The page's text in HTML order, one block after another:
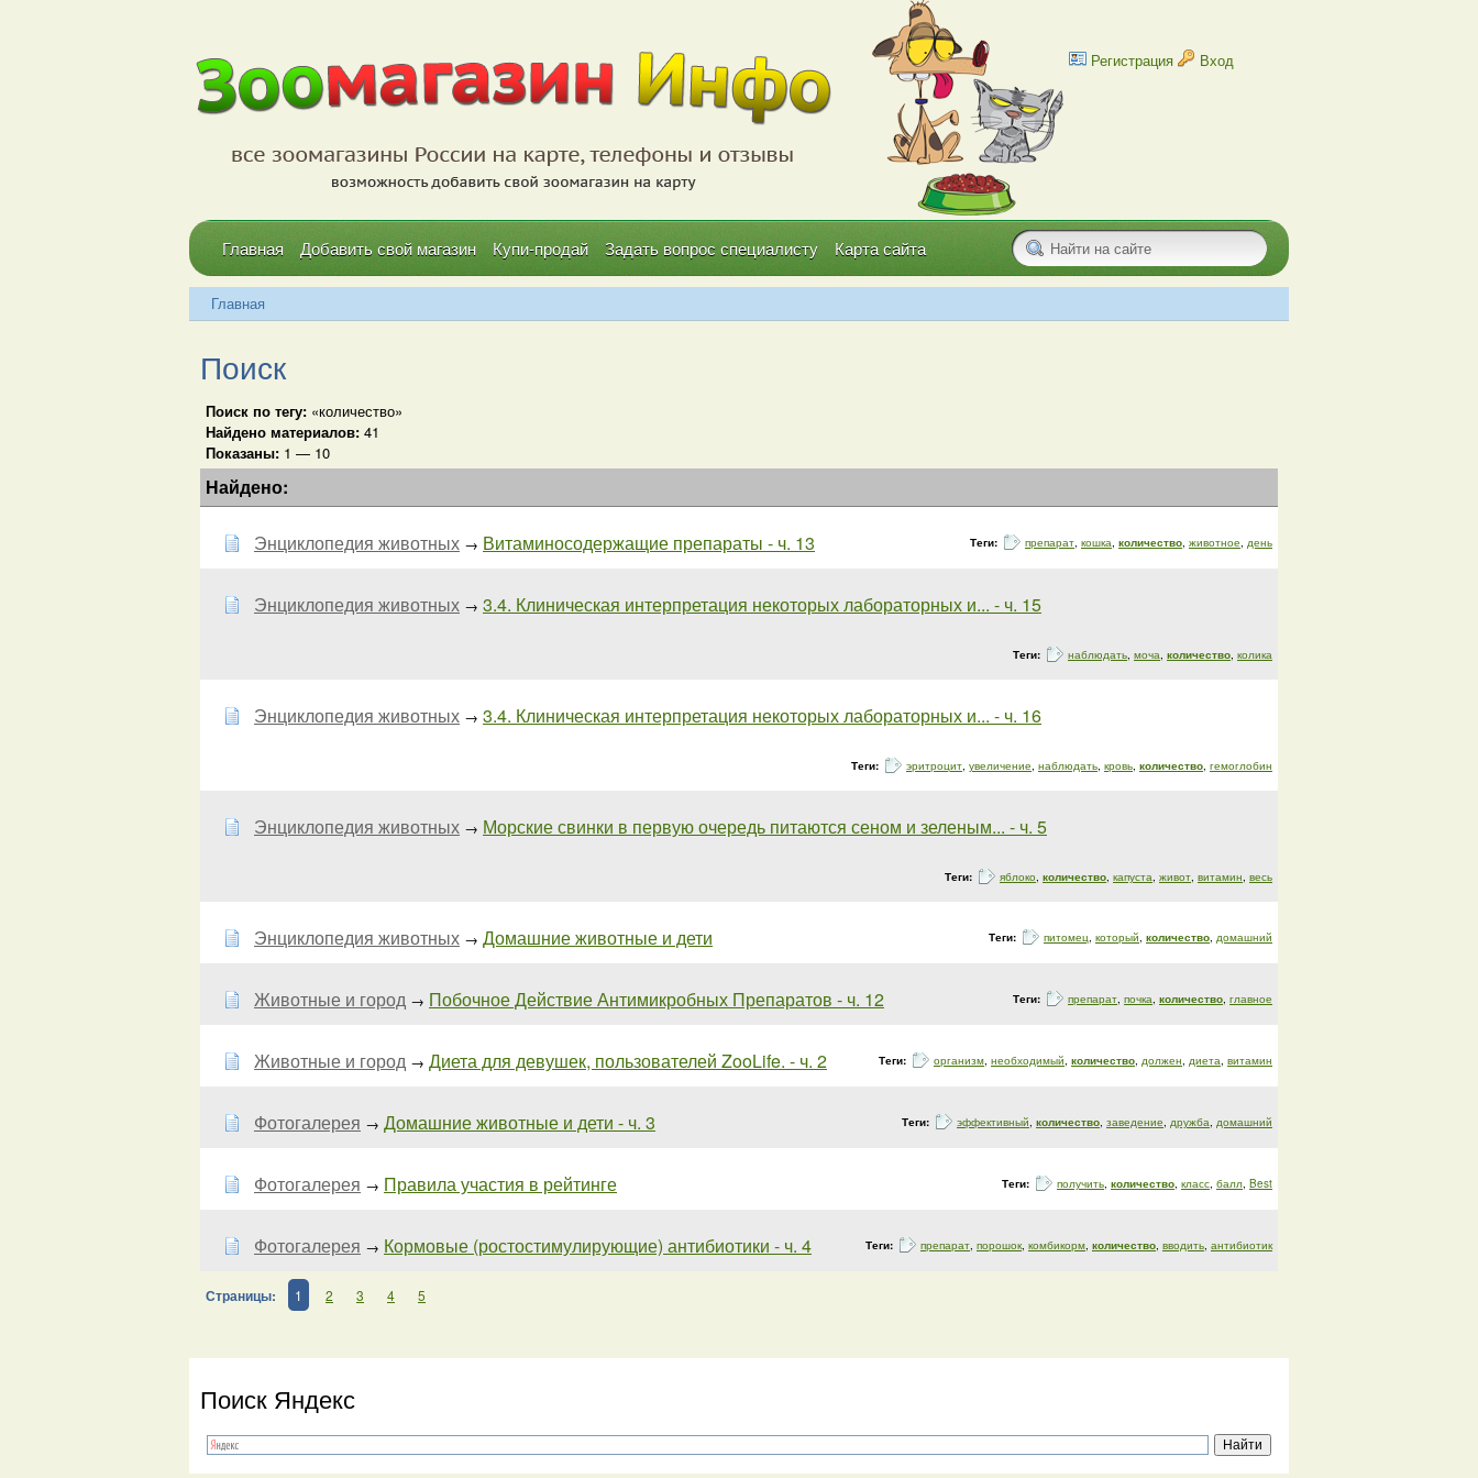
Регистрация Вход
Главная Добавить свой магазин Купи-продай Задать вопрос специалисту Карта сайта
Главная
Поиск
Поиск по тегу: «количество»
Найдено материалов: 41
Показаны: 1 — 10
Найдено:
Энциклопедия животных → Витаминосодержащие препараты - ч. 13 Теги: препарат, кошка, количество, животное, день
Энциклопедия животных → 3.4. Клиническая интерпретация некоторых лабораторных и... - ч. 15
Теги: наблюдать, моча, количество, колика
Энциклопедия животных → 3.4. Клиническая интерпретация некоторых лабораторных и... - ч. 16
Теги: эритроцит, увеличение, наблюдать, кровь, количество, гемоглобин
Энциклопедия животных → Морские свинки в первую очередь питаются сеном и зеленым... - ч. 5
Теги: яблоко, количество, капуста, живот, витамин, весь
Энциклопедия животных → Домашние животные и дети Теги: питомец, который, количество, домашний
Животные и город → Побочное Действие Антимикробных Препаратов - ч. 12 Теги: препарат, почка, количество, главное
Животные и город → Диета для девушек, пользователей ZooLife. - ч. 2 Теги: организм, необходимый, количество, должен, диета, витамин
Фотогалерея → Домашние животные и дети - ч. 3 Теги: эффективный, количество, заведение, дружба, домашний
Фотогалерея → Правила участия в рейтинге Теги: получить, количество, класс, балл, Best
Фотогалерея → Кормовые (ростостимулирующие) антибиотики - ч. 4 Теги: препарат, порошок, комбикорм, количество, вводить, антибиотик
Страницы: 1 2 3 4 5
Поиск Яндекс